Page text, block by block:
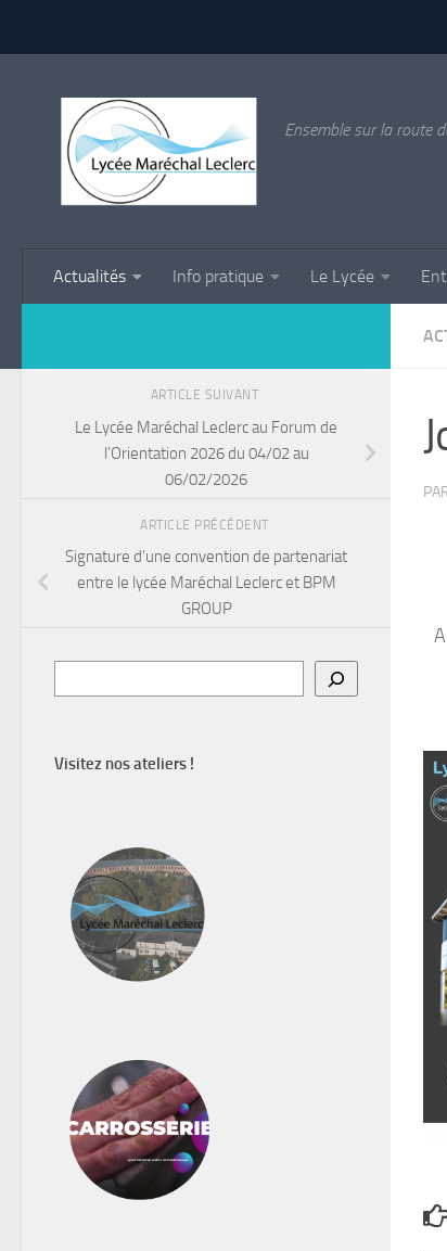
Ensemble sur la route
Actualités Info pratique Le Lycée
ARTICLE SUIVANT
Le Lycée Maréchal Leclerc au Forum de
l’Orientation 2026 du 04/02 au
06/02/2026
ARTICLE PRÉCÉDENT
Signature d’une convention de partenariat
entre le lycée Maréchal Leclerc et BPM
GROUP
Visitez nos ateliers !